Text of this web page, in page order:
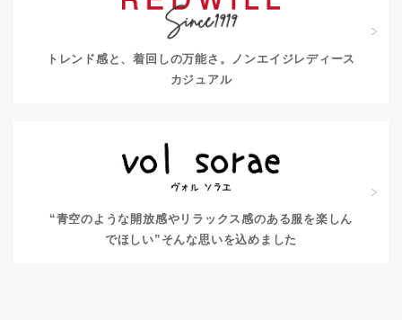
トレンド感と、着回しの万能さ。
ノンエイジレディース
カジュアル
“青空のような開放感やリラックス感のある服を楽しん
でほしい” そんな思いを込めました